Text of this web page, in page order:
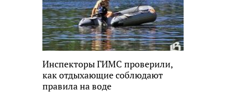
Инспекторы ГИМС проверили,
как отдыхающие соблюдают
правила на воде